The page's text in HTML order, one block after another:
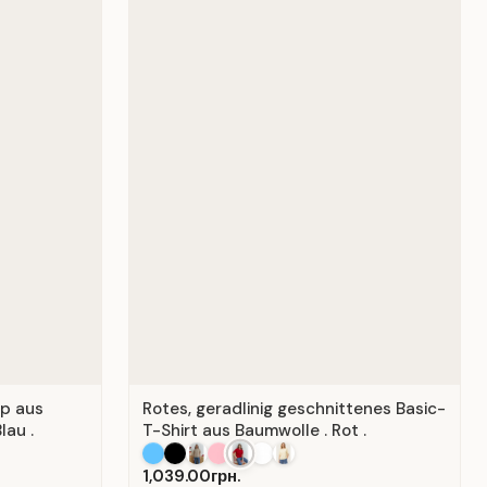
aus
.
Rotes, geradlinig geschnittenes Basic-
T-Shirt aus Baumwolle . Rot .
1,039.00грн.